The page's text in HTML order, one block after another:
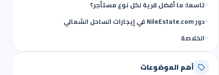
تاسعا: ما أفضل قرية لكل نوع مستأجر؟
دور NileEstate.com في إيجارات الساحل الشمالي
الخلاصة
أهم الموضوعات